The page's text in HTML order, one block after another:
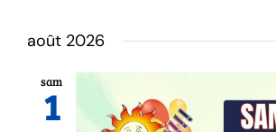
août 2026
sam
1